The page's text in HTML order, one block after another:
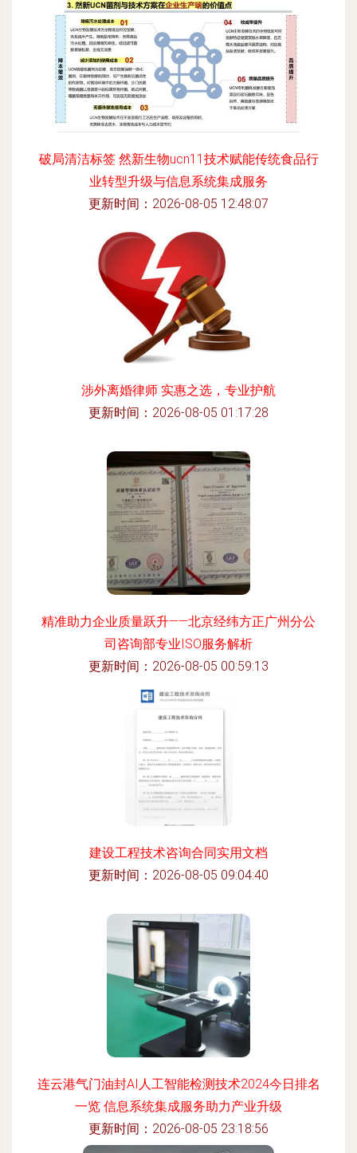
破局清洁标签 然新生物ucn11技术赋能传统食品行
业转型升级与信息系统集成服务
更新时间：2026-08-05 12:48:07
涉外离婚律师 实惠之选，专业护航
更新时间：2026-08-05 01:17:28
精准助力企业质量跃升——北京经纬方正广州分公
司咨询部专业ISO服务解析
更新时间：2026-08-05 00:59:13
建设工程技术咨询合同实用文档
更新时间：2026-08-05 09:04:40
连云港气门油封AI人工智能检测技术2024今日排名
一览 信息系统集成服务助力产业升级
更新时间：2026-08-05 23:18:56